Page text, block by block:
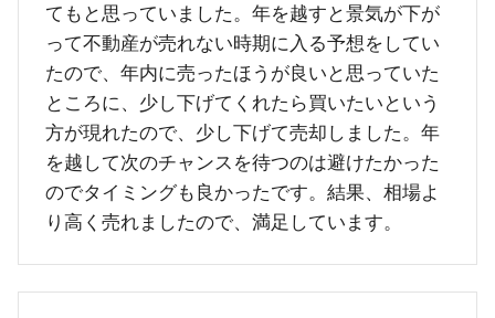
てもと思っていました。年を越すと景気が下が
って不動産が売れない時期に入る予想をしてい
たので、年内に売ったほうが良いと思っていた
ところに、少し下げてくれたら買いたいという
方が現れたので、少し下げて売却しました。年
を越して次のチャンスを待つのは避けたかった
のでタイミングも良かったです。結果、相場よ
り高く売れましたので、満足しています。